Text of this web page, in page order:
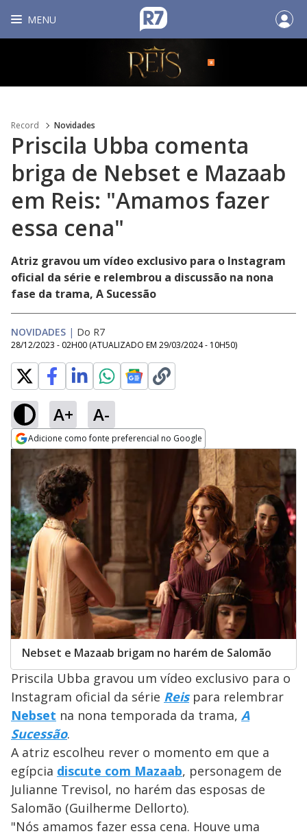
MENU
Record Novidades
Priscila Ubba comenta
briga de Nebset e Mazaab
em Reis: "Amamos fazer
essa cena"
Atriz gravou um vídeo exclusivo para o Instagram
oficial da série e relembrou a discussão na nona
fase da trama, A Sucessão
NOVIDADES | Do R7
28/12/2023 - 02H00 (ATUALIZADO EM 29/03/2024 - 10H50)
A+ A-
Adicione como fonte preferencial no Google
Opens in new window
Nebset e Mazaab brigam no harém de Salomão
Priscila Ubba gravou um vídeo exclusivo para o
Instagram oficial da série Reispara relembrar
Nebset na nona temporada da trama, A
Sucessão.
A atriz escolheu rever o momento em que a
egípcia discute com Mazaab, personagem de
Julianne Trevisol, no harém das esposas de
Salomão (Guilherme Dellorto).
"Nós amamos fazer essa cena. Houve uma